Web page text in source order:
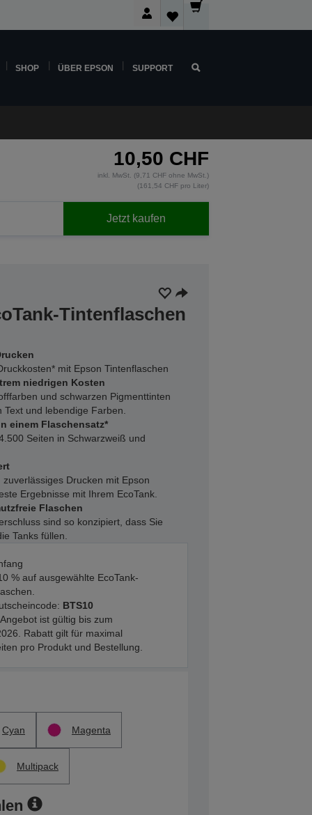
SHOP ÜBER EPSON SUPPORT
10,50 CHF
inkl. MwSt. (9,71 CHF ohne MwSt.)
(161,54 CHF pro Liter)
Jetzt kaufen
Tintenflaschen
mit Epson Tintenflaschen
niedrigen Kosten
und schwarzen Pigmenttinten
und lebendige Farben.
einem Flaschensatz*
Seiten in Schwarzweiß und
Drucken mit Epson
Ergebnisse mit Ihrem EcoTank.
Flaschen
sind so konzipiert, dass Sie
Tanks füllen.
% auf ausgewählte EcoTank-
BTS10
ist gültig bis zum
Rabatt gilt für maximal
pro Produkt und Bestellung.
Cyan Magenta
Multipack